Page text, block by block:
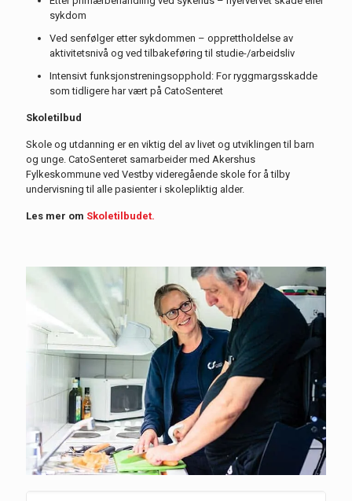
sykdom
Ved senfølgeretter sykdommen – opprettholdelse av
aktivitetsnivå og ved tilbakeføring til studie-/arbeidsliv
Intensivt funksjonstreningsopphold: For ryggmargsskadde
som tidligere har vært på CatoSenteret
Skoletilbud
Skole og utdanning er en viktig del av livet og utviklingen til barn
og unge. CatoSenteret samarbeider med Akershus
Fylkeskommune ved Vestby videregående skole for å tilby
undervisning til alle pasienter i skolepliktig alder.
Les mer om Skoletilbudet.